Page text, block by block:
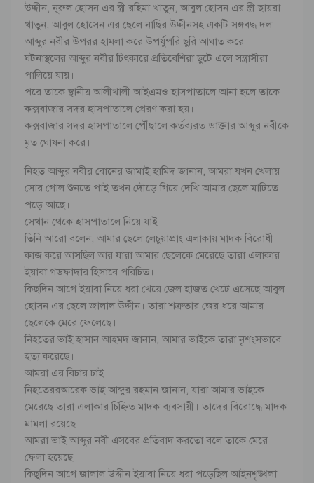
উদ্দীন, নুরুল হোসন এর স্ত্রী রহিমা খাতুন, আবুল হোসন এর স্ত্রী ছায়রা
খাতুন, আবুল হোসেন এর ছেলে নাছির উদ্দীনসহ একটি সঙ্গবদ্ধ দল
আব্দুর নবীর উপরর হামলা করে উপর্যুপরি ছুরি আঘাত করে।
ঘটনাস্থলের আব্দুর নবীর চিৎকারে প্রতিবেশিরা ছুটে এলে সন্ত্রাসীরা
পালিয়ে যায়।
পরে তাকে স্থানীয় আলীখালী আইএমও হাসপাতালে আনা হলে তাকে
কক্সবাজার সদর হাসপাতালে প্রেরণ করা হয়।
কক্সবাজার সদর হাসপাতালে পৌঁছালে কর্তব্যরত ডাক্তার আব্দুর নবীকে
মৃত ঘোষনা করে।
নিহত আব্দুর নবীর বোনের জামাই হামিদ জানান, আমরা যখন খেলায়
সোর গোল শুনতে পাই তখন দৌড়ে গিয়ে দেখি আমার ছেলে মাটিতে
পড়ে আছে।
সেখান থেকে হাসপাতালে নিয়ে যাই।
তিনি আরো বলেন, আমার ছেলে লেচুয়াপ্রাং এলাকায় মাদক বিরোধী
কাজ করে আসছিল আর যারা আমার ছেলেকে মেরেছে তারা এলাকার
ইয়াবা গডফাদার হিসাবে পরিচিত।
কিছদিন আগে ইয়াবা নিয়ে ধরা খেয়ে জেল হাজত খেটে এসেছে আবুল
হোসন এর ছেলে জালাল উদ্দীন। তারা শত্রুতার জের ধরে আমার
ছেলেকে মেরে ফেলেছে।
নিহতের ভাই হাসান আহমদ জানান, আমার ভাইকে তারা নৃশংসভাবে
হত্য করেছে।
আমরা এর বিচার চাই।
নিহতেররআরেক ভাই আব্দুর রহমান জানান, যারা আমার ভাইকে
মেরেছে তারা এলাকার চিহ্নিত মাদক ব্যবসায়ী। তাদের বিরোদ্ধে মাদক
মামলা রয়েছে।
আমরা ভাই আব্দুর নবী এসবের প্রতিবাদ করতো বলে তাকে মেরে
ফেলা হয়েছে।
কিছুদিন আগে জালাল উদ্দীন ইয়াবা নিয়ে ধরা পড়েছিল আইনশৃঙ্খলা